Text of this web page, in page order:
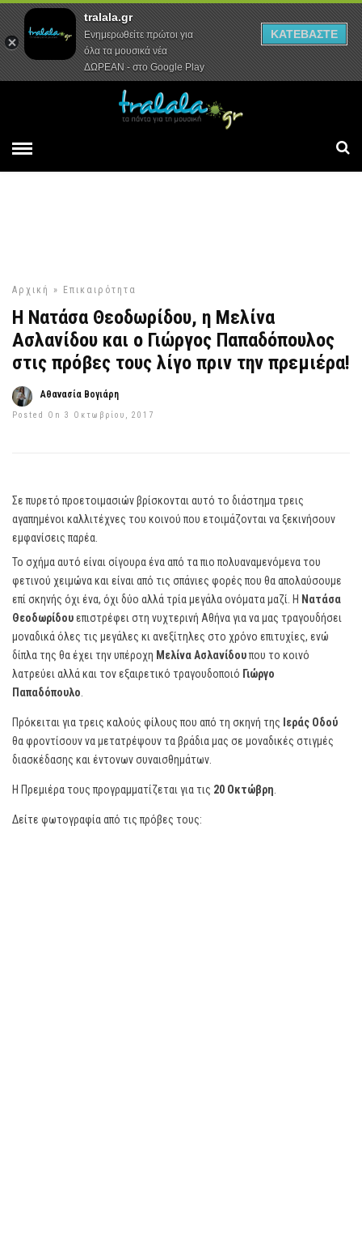
Αρχική Συνεντεύξεις Ρεπορτάζ
Αρχική » Επικαιρότητα
Η Νατάσα Θεοδωρίδου, η Μελίνα
Ασλανίδου και ο Γιώργος Παπαδόπουλος
στις πρόβες τους λίγο πριν την πρεμιέρα!
Αθανασία Βογιάρη
Posted On 3 Οκτωβρίου, 2017
Σε πυρετό προετοιμασιών βρίσκονται αυτό το διάστημα τρεις
αγαπημένοι καλλιτέχνες του κοινού που ετοιμάζονται να ξεκινήσουν
εμφανίσεις παρέα.
Το σχήμα αυτό είναι σίγουρα ένα από τα πιο πολυαναμενόμενα του
φετινού χειμώνα και είναι από τις σπάνιες φορές που θα απολαύσουμε
επί σκηνής όχι ένα, όχι δύο αλλά τρία μεγάλα ονόματα μαζί. Η Νατάσα
Θεοδωρίδουεπιστρέφει στη νυχτερινή Αθήνα για να μας τραγουδήσει
μοναδικά όλες τις μεγάλες κι ανεξίτηλες στο χρόνο επιτυχίες, ενώ
δίπλα της θα έχει την υπέροχη Μελίνα Ασλανίδουπου το κοινό
λατρεύει αλλά και τον εξαιρετικό τραγουδοποιό Γιώργο
Παπαδόπουλο
Πρόκειται για τρεις καλούς φίλους που από τη σκηνή της Ιεράς Οδού
θα φροντίσουν να μετατρέψουν τα βράδια μας σε μοναδικές στιγμές
διασκέδασης και έντονων συναισθημάτων.
Η Πρεμιέρα τους προγραμματίζεται για τις 20 Οκτώβρη
Δείτε φωτογραφία από τις πρόβες τους:
tralala.gr
Ενημερωθείτε πρώτοι για
όλα τα μουσικά νέα
ΔΩΡΕΑΝ - στο Google Play
ΚΑΤΕΒΑΣΤΕ